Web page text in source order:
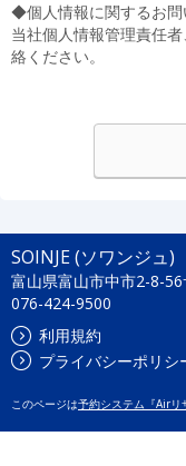
◆個人情報に関するお問
当社個人情報管理責任
絡ください。
SOINJE (ソワンジュ)
富山県富山市中市2-8-
076-424-9500
利用規約
プライバシーポリシ
このページは予約システム『Airリ